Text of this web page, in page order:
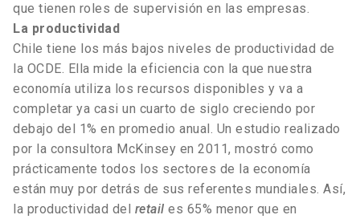
que tienen roles de supervisión en las empresas.
La productividad
Chile tiene los más bajos niveles de productividad de
la OCDE. Ella mide la eficiencia con la que nuestra
economía utiliza los recursos disponibles y va a
completar ya casi un cuarto de siglo creciendo por
debajo del 1% en promedio anual. Un estudio realizado
por la consultora McKinsey en 2011, mostró como
prácticamente todos los sectores de la economía
están muy por detrás de sus referentes mundiales. Así,
la productividad del retail es 65% menor que en